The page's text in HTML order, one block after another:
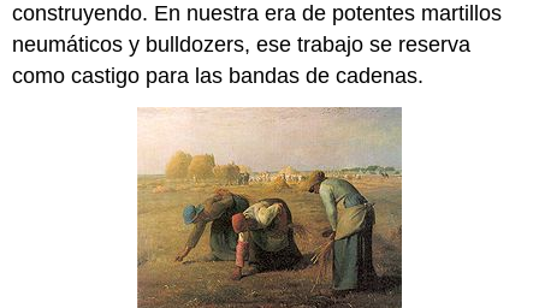
construyendo. En nuestra era de potentes martillos
neumáticos y bulldozers, ese trabajo se reserva
como castigo para las bandas de cadenas.